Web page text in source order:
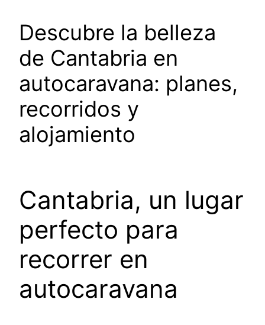
Descubre la belleza
de Cantabria en
autocaravana: planes,
recorridos y
alojamiento
Cantabria, un lugar
perfecto para
recorrer en
autocaravana